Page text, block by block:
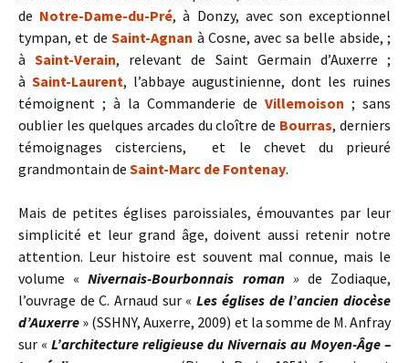
de Notre-Dame-du-Pré, à Donzy, avec son exceptionnel
tympan, et deSaint-Agnan à Cosne, avec sa belle abside, ;
àSaint-Verain, relevant de Saint Germain d’Auxerre ;
à Saint-Laurent, l’abbaye augustinienne, dont les ruines
témoignent ; à la Commanderie de Villemoison ; sans
oublier les quelques arcades du cloître de Bourras, derniers
témoignages cisterciens, et le chevet du prieuré
grandmontain de Saint-Marc de Fontenay.
Mais de petites églises paroissiales, émouvantes par leur
simplicité et leur grand âge, doivent aussi retenir notre
attention. Leur histoire est souvent mal connue, mais le
volume «Nivernais-Bourbonnais roman » de Zodiaque,
l’ouvrage de C. Arnaud sur «Les églises de l’ancien diocèse
d’Auxerre » (SSHNY, Auxerre, 2009) et la somme de M. Anfray
sur « L’architecture religieuse du Nivernais au Moyen-Âge –